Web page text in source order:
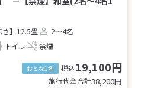
さ】12.5畳
2～4名
トイレ 禁煙
おとな1名 税込19,100円
旅行代金合計38,200円